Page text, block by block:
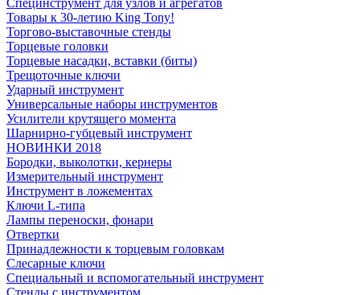
Специнструмент для узлов и агрегатов
Товары к 30-летию King Tony!
Торгово-выставочные стенды
Торцевые головки
Торцевые насадки, вставки (биты)
Трещоточные ключи
Ударный инструмент
Универсальные наборы инструментов
Усилители крутящего момента
Шарнирно-губцевый инструмент
НОВИНКИ 2018
Бородки, выколотки, кернеры
Измерительный инструмент
Инструмент в ложементах
Ключи L-типа
Лампы переноски, фонари
Отвертки
Принадлежности к торцевым головкам
Слесарные ключи
Специальный и вспомогательный инструмент
Стенды с инструментом